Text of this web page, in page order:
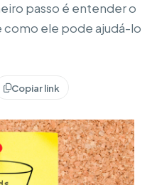
passo é entender o
como ele pode ajudá-lo
Copiar link